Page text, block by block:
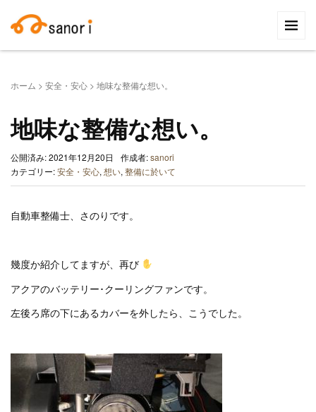
索:
ホーム > 安全・安心 > 地味な整備な想い。
地味な整備な想い。
公開済み: 2021年12月20日 作成者:sanori
カテゴリー:安全・安心, 想い, 整備に於いて
自動車整備士、さのりです。
幾度か紹介してますが、再び
アクアのバッテリー･クーリングファンです。
左後ろ席の下にあるカバーを外したら、こうでした。